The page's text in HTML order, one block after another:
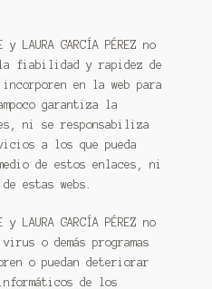
y LAURA GARCÍA PÉREZ no
la fiabilidad y rapidez de
en la web para
garantiza la
ni se responsabiliza
a los que pueda
de estos enlaces, ni
estas webs.
y LAURA GARCÍA PÉREZ no
o demás programas
o puedan deteriorar
de los